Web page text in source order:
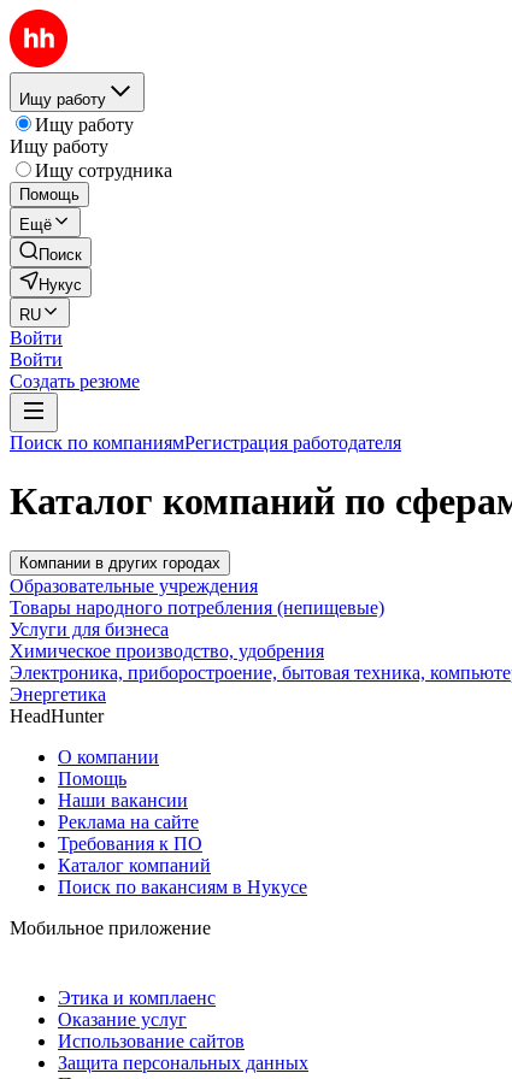
Ищу работу
Ищу работу
Ищу работу
Ищу сотрудника
Помощь
Ещё
Поиск
Нукус
RU
Войти
Войти
Создать резюме
Поиск по компаниямРегистрация работодателя
Каталог компаний по
Компании в других городах
Образовательные учреждения
Товары народного потребления (непищевые)
Услуги для бизнеса
Химическое производство, удобрения
Электроника, приборостроение, бытовая техника,
Энергетика
HeadHunter
О компании
Помощь
Наши вакансии
Реклама на сайте
Требования к ПО
Каталог компаний
Поиск по вакансиям в Нукусе
Мобильное приложение
Этика и комплаенс
Оказание услуг
Использование сайтов
Защита персональных данных